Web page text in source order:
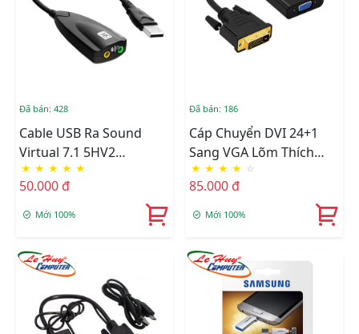
Đã bán: 428
Cable USB Ra Sound
Virtual 7.1 5HV2
Surround Sound Cho
Máy Tính
★ ★ ★ ★ ★
50.000 đ
Mới 100%
Đã bán: 186
Cáp Chuyển DVI 24+1
Sang VGA Lõm Thích
Hợp Với Mọi Thiết Bị
★ ★ ★ ★ ☆
85.000 đ
Mới 100%